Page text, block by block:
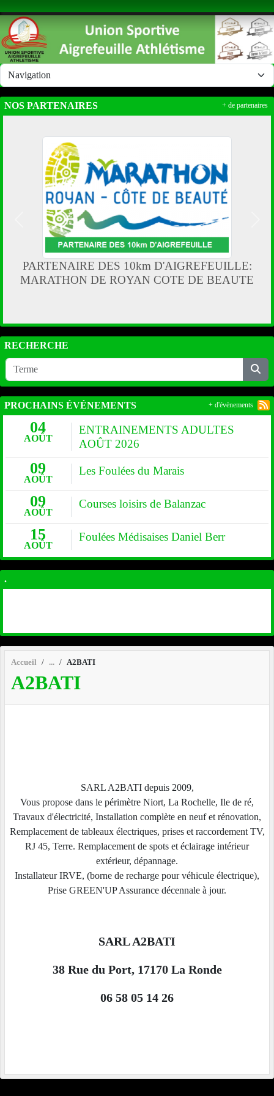
Accueil A2BATI
A2BATI
SARL A2BATI depuis 2009,
Vous propose dans le périmètre Niort, La Rochelle, Ile de ré,
Travaux d'électricité, Installation complète en neuf et rénovation,
Remplacement de tableaux électriques, prises et raccordement TV,
RJ 45, Terre. Remplacement de spots et éclairage intérieur
extérieur, dépannage.
Installateur IRVE, (borne de recharge pour véhicule électrique),
Prise GREEN'UP Assurance décennale à jour.
SARL A2BATI
38 Rue du Port, 17170 La Ronde
06 58 05 14 26
NOS PARTENAIRES
PARTENAIRE DES 10km D'AIGREFEUILLE:
MARATHON DE ROYAN COTE DE BEAUTE
Précedent
+ de partenaires
RECHERCHE
PROCHAINS ÉVÉNEMENTS
04
AOÛT
ENTRAINEMENTS ADULTES
AOÛT 2026
09
AOÛT
Les Foulées du Marais
09
AOÛT
Courses loisirs de Balanzac
15
AOÛT
Foulées Médisaises Daniel Berr
+ d'évènements
.